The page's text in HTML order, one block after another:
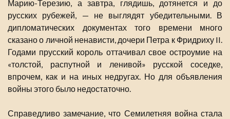
Марию-Терезию, а завтра, глядишь, дотянется и до
русских рубежей, — не выглядят убедительными. В
дипломатических документах того времени много
сказано о личной ненависти, дочери Петра к Фридриху II.
Годами прусский король оттачивал свое остроумие на
«толстой, распутной и ленивой» русской соседке,
впрочем, как и на иных недругах. Но для объявления
войны этого было недостаточно.
Справедливо замечание, что Семилетняя война стала